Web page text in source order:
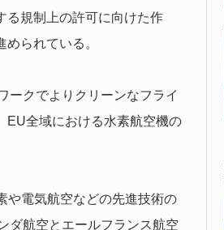
る規制上の許可に向けた作
られている。
ークでよりクリーンなフライ
EU全域における水素航空機の
や電気航空などの先進技術の
ダ航空とエールフランス航空